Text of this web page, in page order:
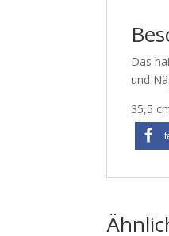
Das
und
35,5